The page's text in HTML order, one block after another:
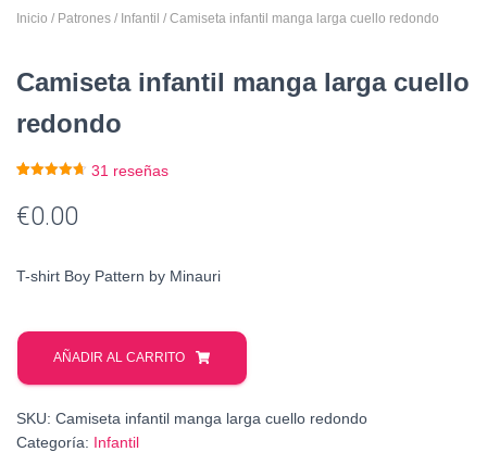
Inicio / Patrones / Infantil / Camiseta infantil manga larga cuello redondo
Camiseta infantil manga larga cuello
redondo
de 5 en
base a
31 reseñas
€0.00
T-shirt Boy Pattern by Minauri
AÑADIR AL CARRITO
SKU: Camiseta infantil manga larga cuello redondo
Categoría: Infantil